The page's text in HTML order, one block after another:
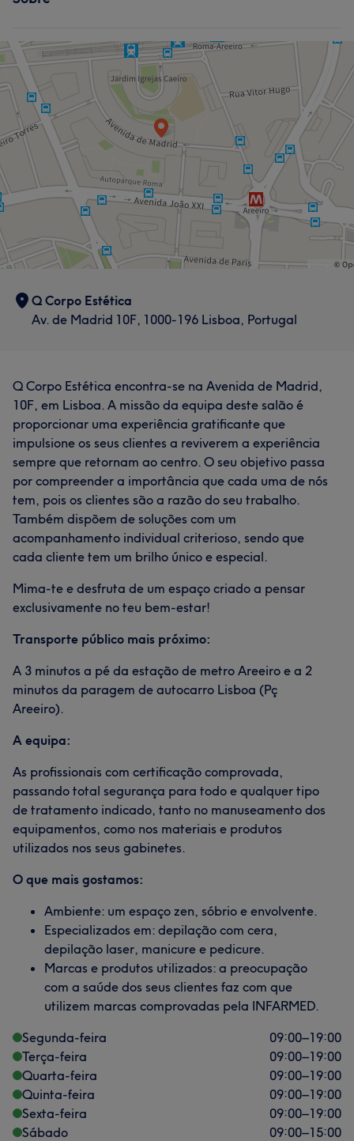
Q Corpo Estética
Av. de Madrid 10F, 1000-196 Lisboa, Portugal
Q Corpo Estética encontra-se na Avenida de Madrid,
10F, em Lisboa. A missão da equipa deste salão é
proporcionar uma experiência gratificante que
impulsione os seus clientes a reviverem a experiência
sempre que retornam ao centro. O seu objetivo passa
por compreender a importância que cada uma de nós
tem, pois os clientes são a razão do seu trabalho.
Também dispõem de soluções com um
acompanhamento individual criterioso, sendo que
cada cliente tem um brilho único e especial.
Mima-te e desfruta de um espaço criado a pensar
exclusivamente no teu bem-estar!
Transporte público mais próximo:
A 3 minutos a pé da estação de metro Areeiro e a 2
minutos da paragem de autocarro Lisboa (Pç
Areeiro).
A equipa:
As profissionais com certificação comprovada,
passando total segurança para todo e qualquer tipo
de tratamento indicado, tanto no manuseamento dos
equipamentos, como nos materiais e produtos
utilizados nos seus gabinetes.
O que mais gostamos:
Ambiente: um espaço zen, sóbrio e envolvente.
Especializados em: depilação com cera,
depilação laser, manicure e pedicure.
Marcas e produtos utilizados: a preocupação
com a saúde dos seus clientes faz com que
utilizem marcas comprovadas pela INFARMED.
Segunda-feira
09:00–19:00
Terça-feira
09:00–19:00
Quarta-feira
09:00–19:00
Quinta-feira
09:00–19:00
Sexta-feira
09:00–19:00
Sábado
09:00–15:00